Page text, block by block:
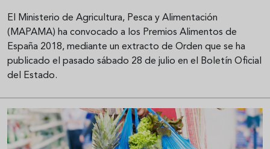
El Ministerio de Agricultura, Pesca y Alimentación
(MAPAMA) ha convocado a los Premios Alimentos de
España 2018, mediante un extracto de Orden que se ha
publicado el pasado sábado 28 de julio en el Boletín Oficial
del Estado.